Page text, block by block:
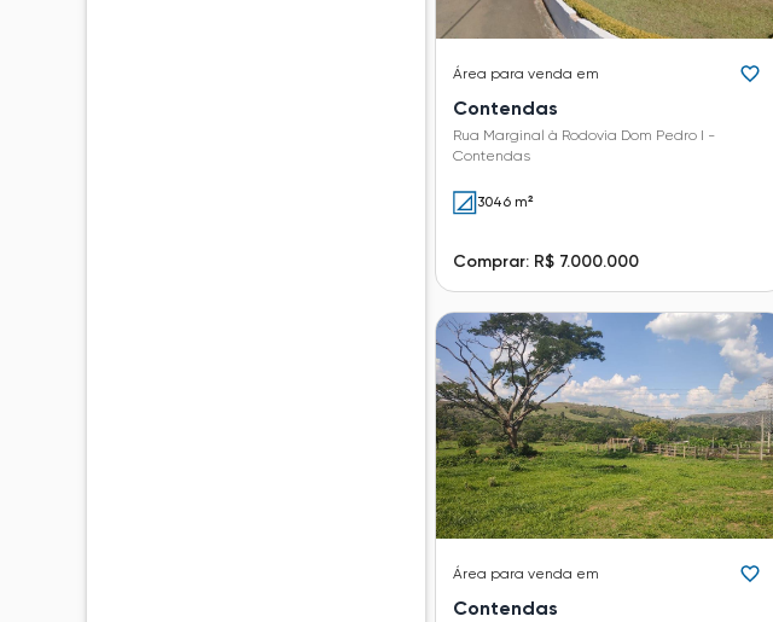
Área para venda em
Contendas
Rua Marginal à Rodovia Dom Pedro I -
Contendas
3046 m²
Comprar: R$ 7.000.000
Área para venda em
Contendas